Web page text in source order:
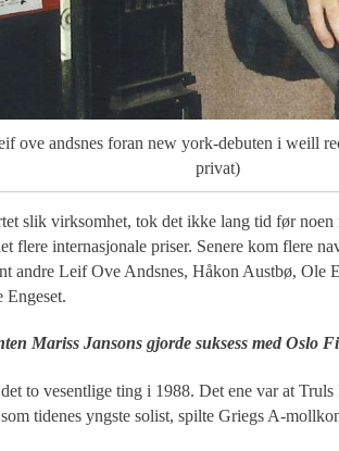
ove andsnes foran new york-debuten i weill
privat)
slik virksomhet, tok det ikke lang tid før
flere internasjonale priser. Senere kom flere
andre Leif Ove Andsnes, Håkon Austbø, Ole
Mariss Jansons gjorde suksess med Oslo
to vesentlige ting i 1988. Det ene var at
tidenes yngste solist, spilte Griegs A-